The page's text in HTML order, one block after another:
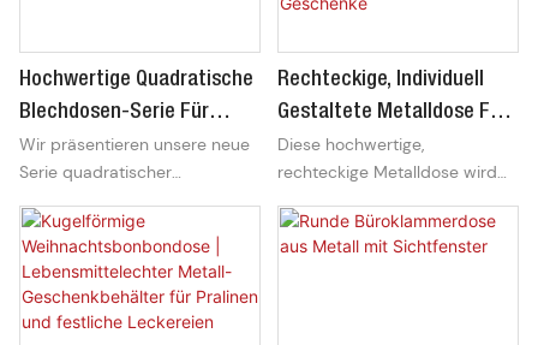
Hochwertige Quadratische
Blechdosen-Serie Für
Uhrenverpackungen –
Langlebige Und Individuell
Gestaltbare Metallboxen
Wir präsentieren unsere neue
Serie quadratischer
Uhrenverpackungen
entwickelt. Hergestellt aus
hochwertigem,
lebensmittelechtem
Rechteckige, Individuell
Gestaltete Metalldose Für
Schokolade (Großhandel) |
Lebensmittelechte
Weißblechverpackung Mit
Luftdichtem Deckel Für
Diese hochwertige,
rechteckige Metalldose wird
lebensmittelechtem
Weißblech gefertigt. Sie wurde